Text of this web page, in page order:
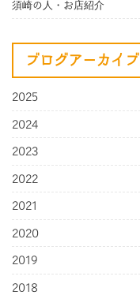
須崎の人・お店紹介
ブログアーカイブ
2025
2024
2023
2022
2021
2020
2019
2018